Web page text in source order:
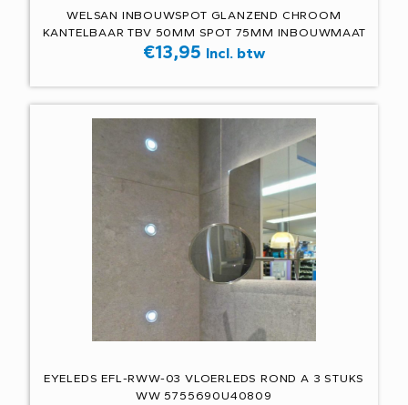
WELSAN INBOUWSPOT GLANZEND CHROOM
KANTELBAAR TBV 50MM SPOT 75MM INBOUWMAAT
€13,95 Incl. btw
EYELEDS EFL-RWW-03 VLOERLEDS ROND A 3 STUKS
WW 5755690U40809